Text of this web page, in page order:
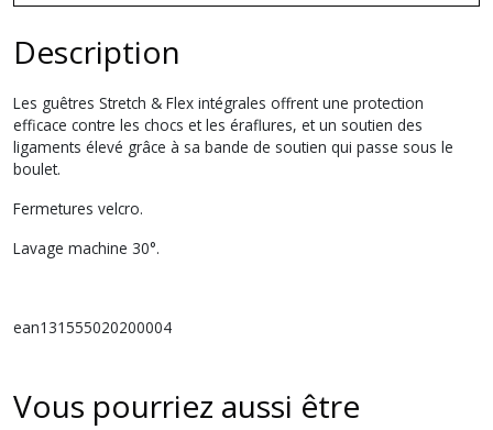
Description
Les guêtres Stretch & Flex intégrales offrent une protection
efficace contre les chocs et les éraflures, et un soutien des
ligaments élevé grâce à sa bande de soutien qui passe sous le
boulet.
Fermetures velcro.
Lavage machine 30°.
ean131555020200004
Vous pourriez aussi être